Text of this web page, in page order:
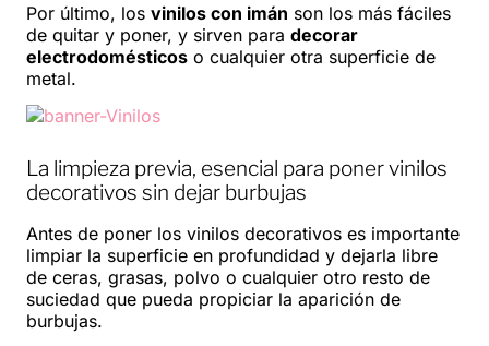
Por último, los vinilos con imán son los más fáciles
de quitar y poner, y sirven para decorar
electrodomésticos o cualquier otra superficie de
metal.
La limpieza previa, esencial para poner vinilos
decorativos sin dejar burbujas
Antes de poner los vinilos decorativos es importante
limpiar la superficie en profundidad y dejarla libre
de ceras, grasas, polvo o cualquier otro resto de
suciedad que pueda propiciar la aparición de
burbujas.